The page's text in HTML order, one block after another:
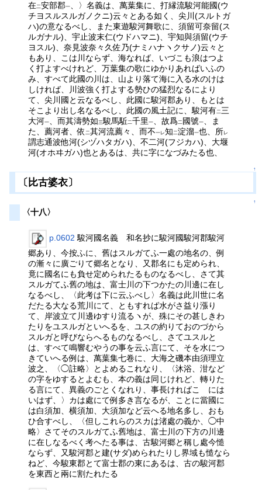
在二安部郡一
、〉名義は、萬葉集に、打縁流駿河能國(ウ
チヨスルスルガノクニ)云々とある如く、尖川(スルトガ
ハ)の意なるべし、また東遊駿河舞歌に、須留可奈留(ス
ルガナル)、宇止波末仁(ウドハマニ)、宇知與須留(ウチ
ヨスル)、奈見波奈々久佐乃(ナミハナヽクサノ)云々と
もあり、こは川ならず、海なれば、いづこも浪はつよ
く打よすべけれど、万葉集の歌にゆかりあればいふの
み、すべて此國の川は、山より落て海に入る水のけは
しければ、川波強く打よする勢ひの猛烈なるにより
て、尖川國と云なるべし、此國に駿河郡あり、もとは
そこより出し名なるべし、此國の風土記に、駿河有二三
大河一 、而其濤勢如三駿馬駈二千里一 、故爲二國號一
、ま
た、薦河者、依 二其河流薦々、而不一レ知二淀溜一也、所レ
謂志通波他河(シヅハタガハ)、不二河(フジカハ)、大堰
河(オホヰガハ)也とあるは、共に字になづみたる也、
↑
〔比古婆衣〕
↑
〈十八〉
p.0602 駿河國名義 和名抄に駿河國駿河郡駿河
郷あり、今按ふに、舊はスルガてふ一處の地名の、例
の漸々に廣ごりて郷名となり、又郡名にも定められ、
竟に國名にも負せ定められたるものなるべし、さて其
スルガてふ舊の地は、富士川の下つかたの川邊に在し
なるべし、〈此考は下に云ふべし〉名義は此川世に名
だたる大なる荒川にて、ともすれば水がさ益り漲り
て、岸波立て川邊ゆすり流るヽが、殊にその甚しきわ
たりをユスルガといへるを、ユスの約りておのづから
スルガと呼びならへるものなるべし、さてユスルと
は、すべて鳴響むやうの事を云ふ言にて、そを水につ
きていへる例は、萬葉集七卷に、大海之磯本由須理立
波之、〈◯註略〉とよめるこれなり、〈沐浴、泔など
の字をゆするとよむも、本の義は同じけれど、轉りた
る言にて、異義のごとくなれり、事長ければこゝには
いはず、〉カは處にて例多き言なるが、ことに當國に
は白須加、横須加、大須加など云へる地名多し、おも
ひ合すべし、〈但しこれらのスカは渚處の義か、◯中
略〉さてそのスルガてふ舊地は、富士川の下方の川邊
に在しなるべく考へたる事は、古駿河郷と稱し處今慥
ならず、又駿河郡と建(サダ)められたりし界域も慥なら
ねど、今駿東郡とて富士郡の東にあるは、古の駿河郡
を東西と兩に割たれたる